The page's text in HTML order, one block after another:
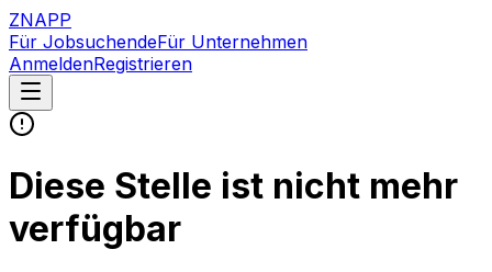
ZNAPP
Für JobsuchendeFür Unternehmen
AnmeldenRegistrieren
Diese Stelle ist nicht mehr
verfügbar